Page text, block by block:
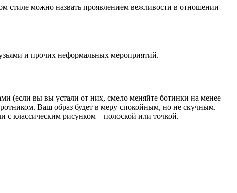
стиле можно назвать проявлением вежливости в отношении
и прочих неформальных мероприятий.
(если вы вы устали от них, смело меняйте ботинки на менее
Ваш образ будет в меру спокойным, но не скучным.
классическим рисунком – полоской или точкой.